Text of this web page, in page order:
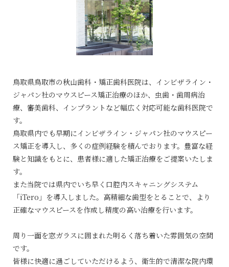
鳥取県鳥取市の秋山歯科・矯正歯科医院は、インビザライン・
ジャパン社のマウスピース矯正治療のほか、虫歯・歯周病治
療、審美歯科、インプラントなど幅広く対応可能な歯科医院で
す。
鳥取県内でも早期にインビザライン・ジャパン社のマウスピー
ス矯正を導入し、多くの症例経験を積んでおります。豊富な経
験と知識をもとに、患者様に適した矯正治療をご提案いたしま
す。
また当院では県内でいち早く口腔内スキャニングシステム
「iTero」を導入しました。高精細な歯型をとることで、より
正確なマウスピースを作成し精度の高い治療を行います。
周り一面を窓ガラスに囲まれた明るく落ち着いた雰囲気の空間
です。
皆様に快適に過ごしていただけるよう、衛生的で清潔な院内環